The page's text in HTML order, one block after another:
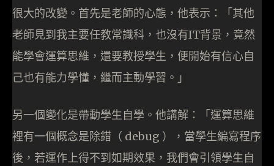
很大的改變。首先是老師的心態，他表示：「其他
老師見到我主要任教常識科，也沒有IT背景，竟然
能學會運算思維，還要教授學生，便開始有信心自
己也有能力學懂，繼而主動學習。」
另一個變化是帶動學生自學。他講解：「運算思維
裡有一個概念是除錯（ debug ），當學生編寫程序
後，若運作上得不到如期效果，我們會引領學生自